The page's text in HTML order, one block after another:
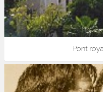
Pont